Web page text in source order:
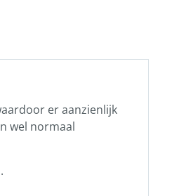
er aanzienlijk
wel normaal